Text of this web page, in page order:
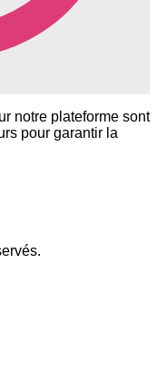
notre plateforme sont
pour garantir la